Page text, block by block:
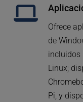
Ofrece
de
incluidos
Linux;
Pi, y